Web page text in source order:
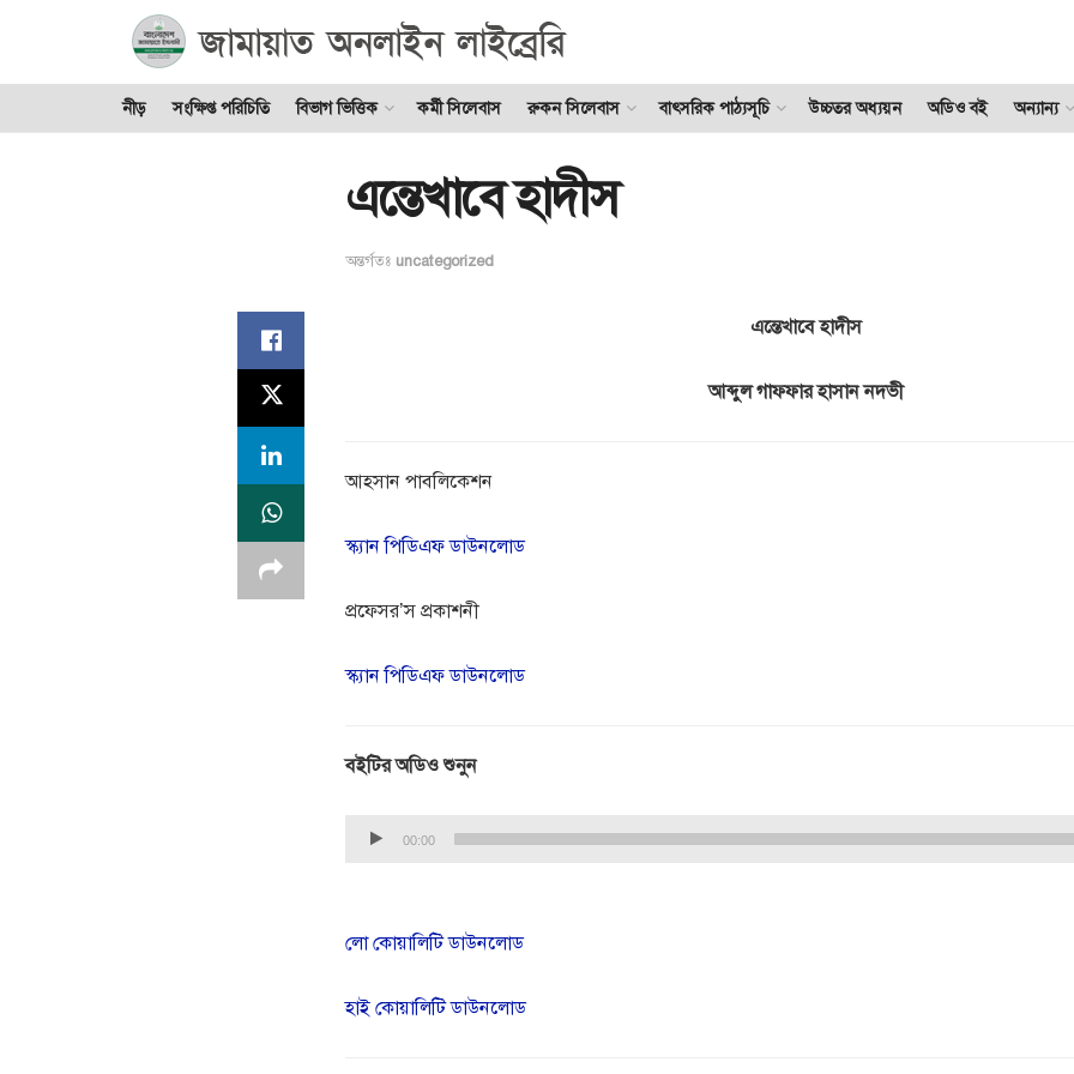
নীড় সংক্ষিপ্ত পরিচিতি বিভাগ ভিত্তিক কর্মী সিলেবাস রুকন সিলেবাস বাৎসরিক পাঠ্যসূচি উচ্চতর অধ্যয়ন অডিও বই অন্যান্য
এন্তেখাবে হাদীস
অন্তর্গতঃ uncategorized
এন্তেখাবে হাদীস
আব্দুল গাফফার হাসান নদভী
আহসান পাবলিকেশন
স্ক্যান পিডিএফ ডাউনলোড
প্রফেসর’স প্রকাশনী
স্ক্যান পিডিএফ ডাউনলোড
বইটির অডিও শুনুন
Audio Player
00:00
লো কোয়ালিটি ডাউনলোড
হাই কোয়ালিটি ডাউনলোড